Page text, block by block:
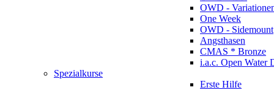
OWD -
One Week
OWD - Sidemount
Angsthasen
CMAS * Bronze
i.a.c. Open Water
Spezialkurse
Erste Hilfe